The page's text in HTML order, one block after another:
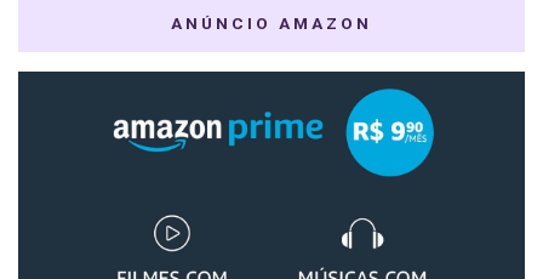
ANÚNCIO AMAZON